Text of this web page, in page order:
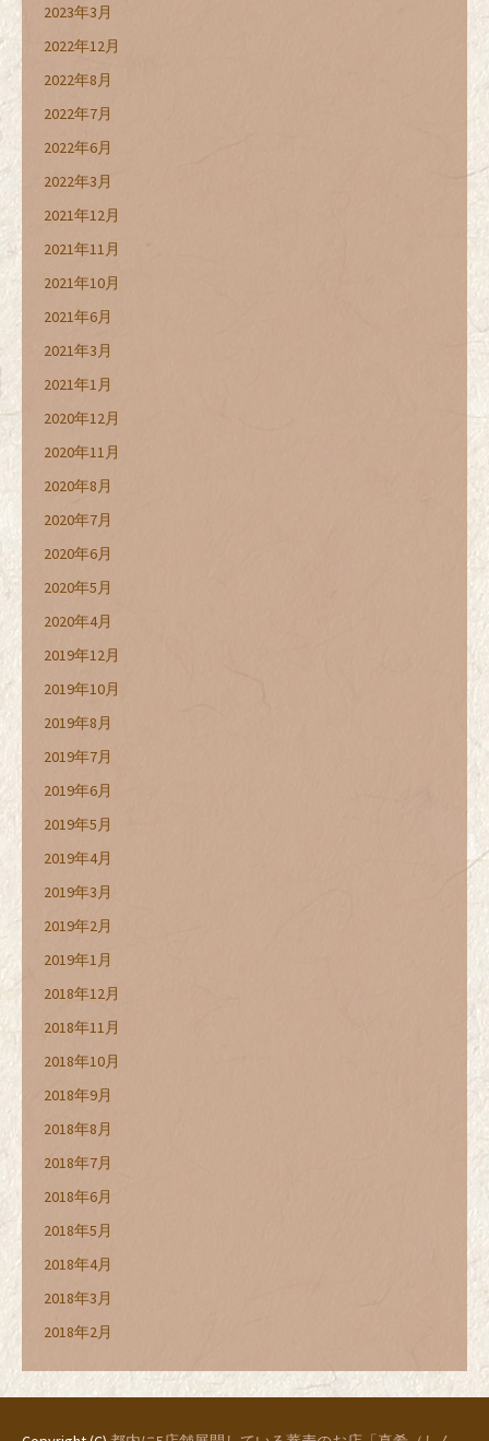
2023年3月
2022年12月
2022年8月
2022年7月
2022年6月
2022年3月
2021年12月
2021年11月
2021年10月
2021年6月
2021年3月
2021年1月
2020年12月
2020年11月
2020年8月
2020年7月
2020年6月
2020年5月
2020年4月
2019年12月
2019年10月
2019年8月
2019年7月
2019年6月
2019年5月
2019年4月
2019年3月
2019年2月
2019年1月
2018年12月
2018年11月
2018年10月
2018年9月
2018年8月
2018年7月
2018年6月
2018年5月
2018年4月
2018年3月
2018年2月